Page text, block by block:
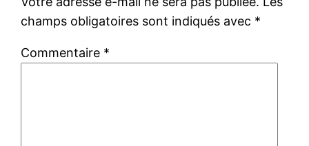
champs obligatoires sont indiqués avec *
Commentaire *